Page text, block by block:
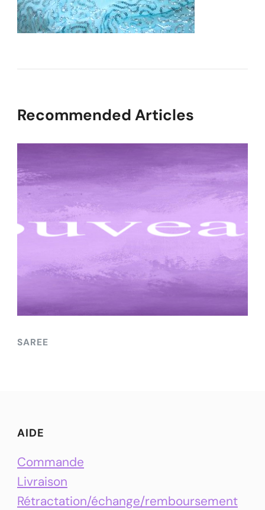
Recommended Articles
SAREE
AIDE
Commande
Livraison
Rétractation/échange/remboursement